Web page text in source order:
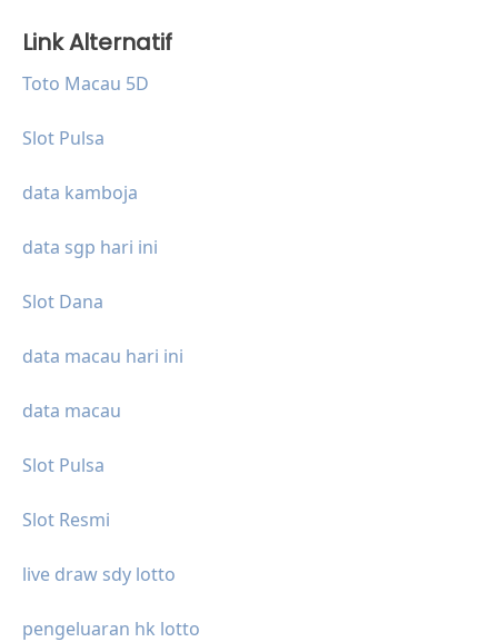
Link Alternatif
Toto Macau 5D
Slot Pulsa
data kamboja
data sgp hari ini
Slot Dana
data macau hari ini
data macau
Slot Pulsa
Slot Resmi
live draw sdy lotto
pengeluaran hk lotto